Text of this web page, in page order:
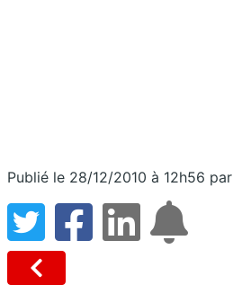
Publié le 28/12/2010 à 12h56 par